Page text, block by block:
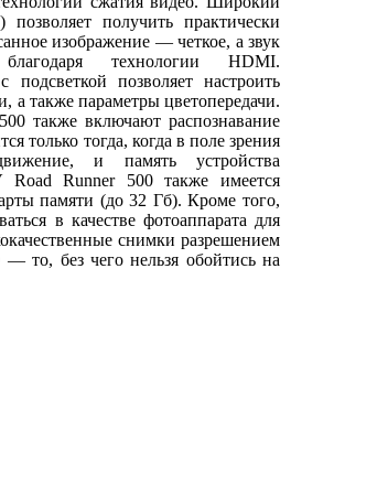
позволяет получить практически
изображение — четкое, а звук
технологии HDMI.
позволяет настроить
а также параметры цветопередачи.
также включают распознавание
только тогда, когда в поле зрения
и память устройства
Road Runner 500 также имеется
памяти (до 32 Гб). Кроме того,
в качестве фотоаппарата для
снимки разрешением
то, без чего нельзя обойтись на